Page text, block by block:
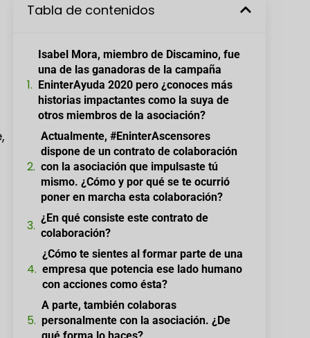
Tabla de contenidos
Isabel Mora, miembro de Discamino, fue
una de las ganadoras de la campaña
EninterAyuda 2020 pero ¿conoces más
historias impactantes como la suya de
otros miembros de la asociación?
Actualmente, #EninterAscensores
dispone de un contrato de colaboración
con la asociación que impulsaste tú
mismo. ¿Cómo y por qué se te ocurrió
poner en marcha esta colaboración?
¿En qué consiste este contrato de
colaboración?
¿Cómo te sientes al formar parte de una
empresa que potencia ese lado humano
con acciones como ésta?
A parte, también colaboras
personalmente con la asociación. ¿De